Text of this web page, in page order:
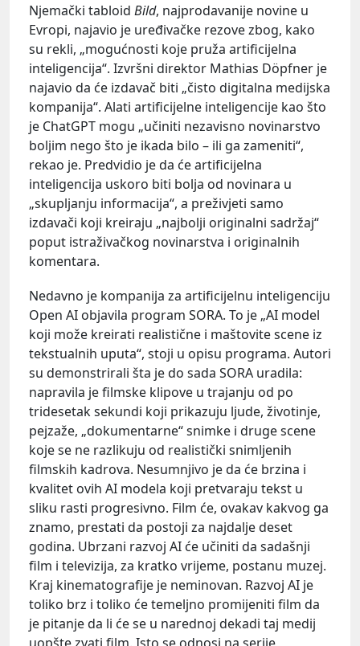
Njemački tabloid Bild, najprodavanije novine u
Evropi, najavio je uređivačke rezove zbog, kako
su rekli, „mogućnosti koje pruža artificijelna
inteligencija“. Izvršni direktor Mathias Döpfner je
najavio da će izdavač biti „čisto digitalna medijska
kompanija“. Alati artificijelne inteligencije kao što
je ChatGPT mogu „učiniti nezavisno novinarstvo
boljim nego što je ikada bilo – ili ga zameniti“,
rekao je. Predvidio je da će artificijelna
inteligencija uskoro biti bolja od novinara u
„skupljanju informacija“, a preživjeti samo
izdavači koji kreiraju „najbolji originalni sadržaj“
poput istraživačkog novinarstva i originalnih
komentara.
Nedavno je kompanija za artificijelnu inteligenciju
Open AI objavila program SORA. To je „AI model
koji može kreirati realistične i maštovite scene iz
tekstualnih uputa“, stoji u opisu programa. Autori
su demonstrirali šta je do sada SORA uradila:
napravila je filmske klipove u trajanju od po
tridesetak sekundi koji prikazuju ljude, životinje,
pejzaže, „dokumentarne“ snimke i druge scene
koje se ne razlikuju od realistički snimljenih
filmskih kadrova. Nesumnjivo je da će brzina i
kvalitet ovih AI modela koji pretvaraju tekst u
sliku rasti progresivno. Film će, ovakav kakvog ga
znamo, prestati da postoji za najdalje deset
godina. Ubrzani razvoj AI će učiniti da sadašnji
film i televizija, za kratko vrijeme, postanu muzej.
Kraj kinematografije je neminovan. Razvoj AI je
toliko brz i toliko će temeljno promijeniti film da
je pitanje da li će se u narednoj dekadi taj medij